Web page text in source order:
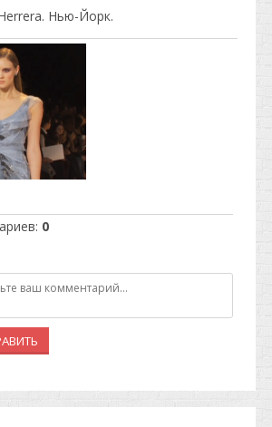
Нью-Йорк.
: 0